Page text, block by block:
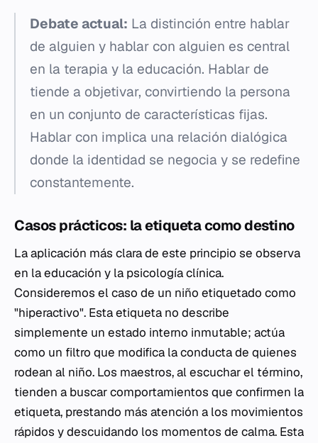
Debate actual: La distinción entre hablar
de alguien y hablar con alguien es central
en la terapia y la educación. Hablar de
tiende a objetivar, convirtiendo la persona
en un conjunto de características fijas.
Hablar con implica una relación dialógica
donde la identidad se negocia y se redefine
constantemente.
Casos prácticos: la etiqueta como destino
La aplicación más clara de este principio se observa
en la educación y la psicología clínica.
Consideremos el caso de un niño etiquetado como
"hiperactivo". Esta etiqueta no describe
simplemente un estado interno inmutable; actúa
como un filtro que modifica la conducta de quienes
rodean al niño. Los maestros, al escuchar el término,
tienden a buscar comportamientos que confirmen la
etiqueta, prestando más atención a los movimientos
rápidos y descuidando los momentos de calma. Esta